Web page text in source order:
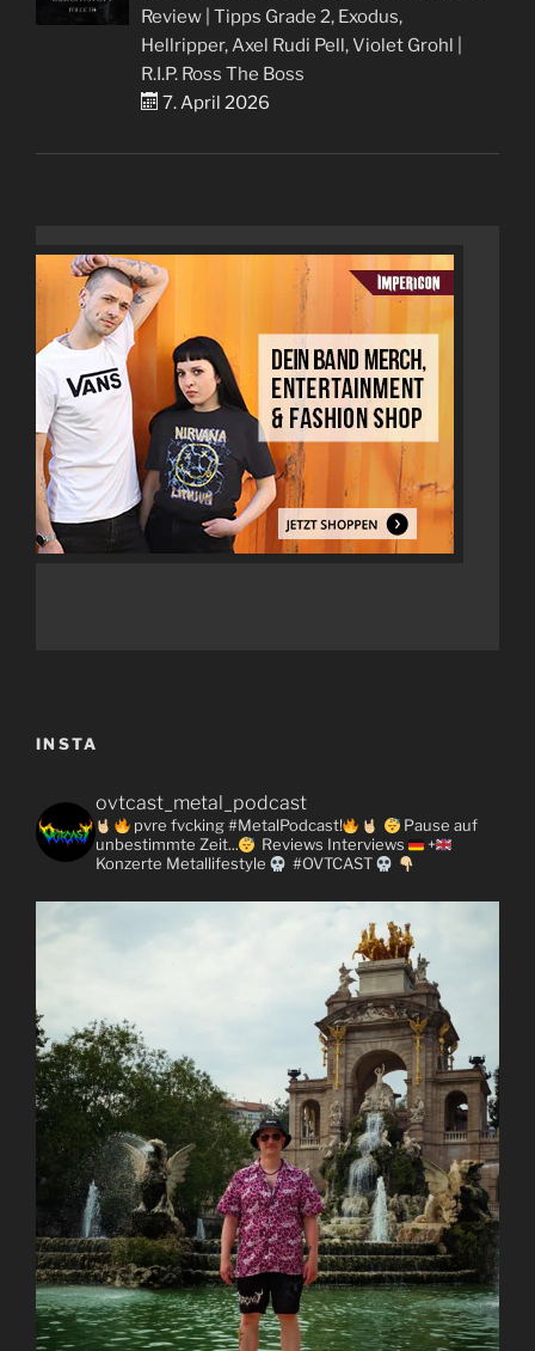
Review | Tipps Grade 2, Exodus,
Hellripper, Axel Rudi Pell, Violet Grohl |
R.I.P. Ross The Boss
7. April 2026
INSTA
ovtcast_metal_podcast
pvre fvcking #MetalPodcast!
Pause auf
unbestimmte Zeit...
Reviews Interviews
+
Konzerte Metallifestyle #OVTCAST